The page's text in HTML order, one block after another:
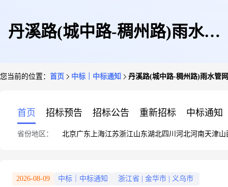
丹溪路(城中路-稠州路)雨水管
您当前的位置： 首页 中标｜中标通知 丹溪路(城中路-稠州路)雨水管
首页 招标预告 招标公告 重新招标 中标通知
省份地区： 北京广东 上海江苏浙江山东湖北四川 河北河南天津山
2026-08-09 中标｜中标通知 浙江省 金华市 义乌市